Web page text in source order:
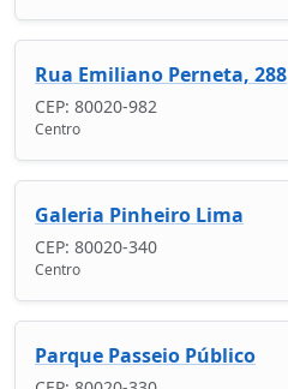
Rua Emiliano Perneta, 288
CEP: 80020-982
Centro
Galeria Pinheiro Lima
CEP: 80020-340
Centro
Parque Passeio Público